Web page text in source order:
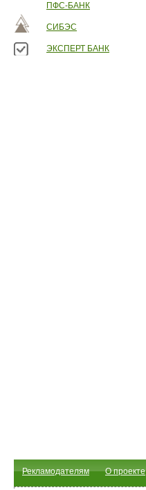
ПФС-БАНК
СИБЭС
ЭКСПЕРТ БАНК
Рекламодателям О проекте